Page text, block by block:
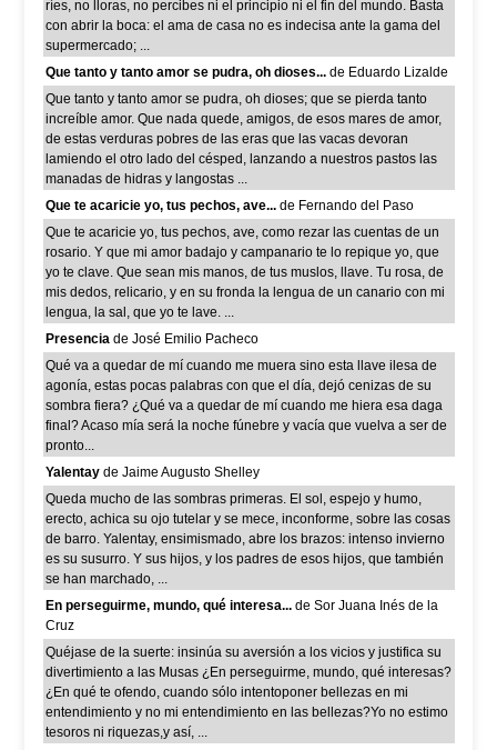
ríes, no lloras, no percibes ni el principio ni el fin del mundo. Basta
con abrir la boca: el ama de casa no es indecisa ante la gama del
supermercado; ...
Que tanto y tanto amor se pudra, oh dioses... de Eduardo Lizalde
Que tanto y tanto amor se pudra, oh dioses; que se pierda tanto
increíble amor. Que nada quede, amigos, de esos mares de amor,
de estas verduras pobres de las eras que las vacas devoran
lamiendo el otro lado del césped, lanzando a nuestros pastos las
manadas de hidras y langostas ...
Que te acaricie yo, tus pechos, ave... de Fernando del Paso
Que te acaricie yo, tus pechos, ave, como rezar las cuentas de un
rosario. Y que mi amor badajo y campanario te lo repique yo, que
yo te clave. Que sean mis manos, de tus muslos, llave. Tu rosa, de
mis dedos, relicario, y en su fronda la lengua de un canario con mi
lengua, la sal, que yo te lave. ...
Presencia de José Emilio Pacheco
Qué va a quedar de mí cuando me muera sino esta llave ilesa de
agonía, estas pocas palabras con que el día, dejó cenizas de su
sombra fiera? ¿Qué va a quedar de mí cuando me hiera esa daga
final? Acaso mía será la noche fúnebre y vacía que vuelva a ser de
pronto...
Yalentay de Jaime Augusto Shelley
Queda mucho de las sombras primeras. El sol, espejo y humo,
erecto, achica su ojo tutelar y se mece, inconforme, sobre las cosas
de barro. Yalentay, ensimismado, abre los brazos: intenso invierno
es su susurro. Y sus hijos, y los padres de esos hijos, que también
se han marchado, ...
En perseguirme, mundo, qué interesa... de Sor Juana Inés de la
Cruz
Quéjase de la suerte: insinúa su aversión a los vicios y justifica su
divertimiento a las Musas ¿En perseguirme, mundo, qué interesas?
¿En qué te ofendo, cuando sólo intentoponer bellezas en mi
entendimiento y no mi entendimiento en las bellezas?Yo no estimo
tesoros ni riquezas,y así, ...